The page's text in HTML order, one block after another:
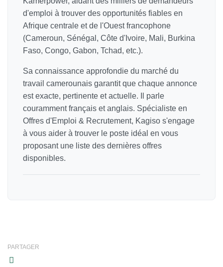
d'emploi à trouver des opportunités fiables en
Afrique centrale et de l'Ouest francophone
(Cameroun, Sénégal, Côte d'Ivoire, Mali, Burkina
Faso, Congo, Gabon, Tchad, etc.).
Sa connaissance approfondie du marché du
travail camerounais garantit que chaque annonce
est exacte, pertinente et actuelle. Il parle
couramment français et anglais. Spécialiste en
Offres d'Emploi & Recrutement, Kagiso s'engage
à vous aider à trouver le poste idéal en vous
proposant une liste des dernières offres
disponibles.
PARTAGER